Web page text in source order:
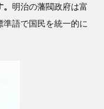
明治の藩閥政府は富
語で国民を統一的に